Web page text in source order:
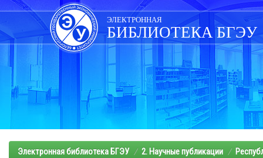
Skip
navigation
ЭЛЕКТРОННАЯ
БИБЛИОТЕКА БГЭУ
Электронная библиотека БГЭУ 2. Научные публикации